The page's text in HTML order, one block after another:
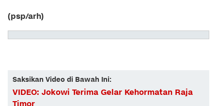
(psp/arh)
Saksikan Video di Bawah Ini:
VIDEO: Jokowi Terima Gelar Kehormatan Raja